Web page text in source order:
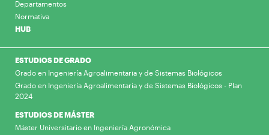
Departamentos
Normativa
HUB
ESTUDIOS DE GRADO
Grado en Ingeniería Agroalimentaria y de Sistemas Biológicos
Grado en Ingeniería Agroalimentaria y de Sistemas Biológicos - Plan
2024
ESTUDIOS DE MÁSTER
Máster Universitario en Ingeniería Agronómica